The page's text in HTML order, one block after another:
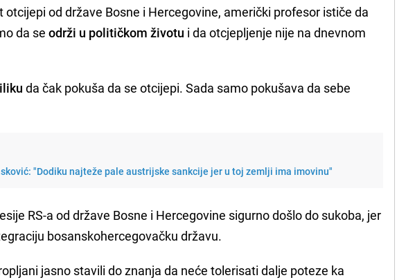
od države Bosne i Hercegovine, američki profesor ističe da
da seodrži u političkom životu i da otcjepljenje nije na dnevnom
da čak pokuša da se otcijepi. Sada samo pokušava da sebe
"Dodiku najteže pale austrijske sankcije jer u toj zemlji ima imovinu"
RS-a od države Bosne i Hercegovine sigurno došlo do sukoba, jer
bosanskohercegovačku državu.
jasno stavili do znanja da neće tolerisati dalje poteze ka